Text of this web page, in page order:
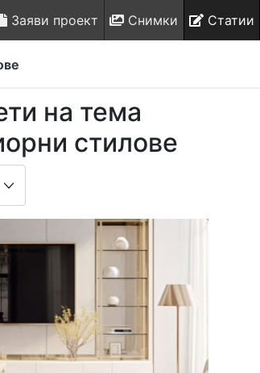
Заяви проект Снимки Статии
на тема
стилове